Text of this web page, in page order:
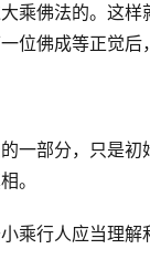
乘佛法的。这
佛成等正觉后
部分，只是初
。
乘行人应当理